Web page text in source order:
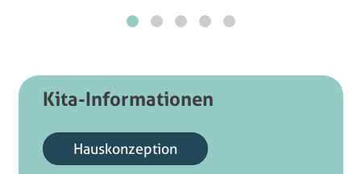
dort gearbeitet wird. Immer freundlich,
Kinder. Danke für alles wir können den
Kindergarten von Herzen weiterempfehlen.
Kita-Informationen
Hauskonzeption